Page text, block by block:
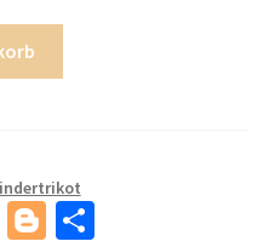
Bl T